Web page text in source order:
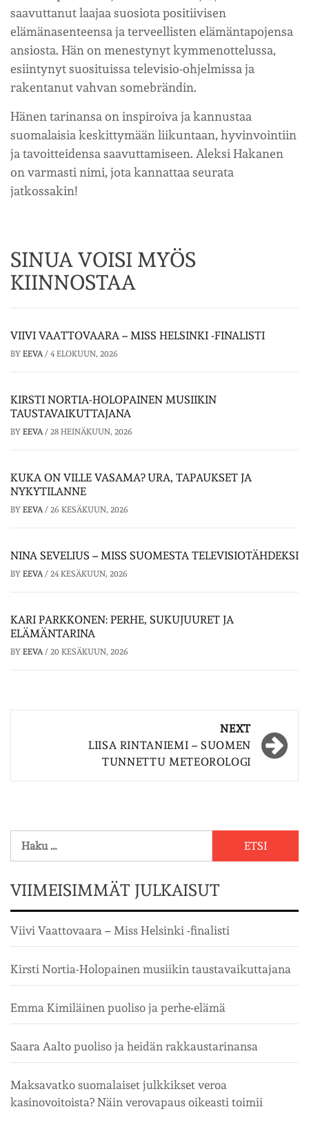
saavuttanut laajaa suosiota positiivisen
elämänasenteensa ja terveellisten elämäntapojensa
ansiosta. Hän on menestynyt kymmenottelussa,
esiintynyt suosituissa televisio-ohjelmissa ja
rakentanut vahvan somebrändin.
Hänen tarinansa on inspiroiva ja kannustaa
suomalaisia keskittymään liikuntaan, hyvinvointiin
ja tavoitteidensa saavuttamiseen. Aleksi Hakanen
on varmasti nimi, jota kannattaa seurata
jatkossakin!
SINUA VOISI MYÖS
KIINNOSTAA
VIIVI VAATTOVAARA – MISS HELSINKI -FINALISTI
BY EEVA / 4 ELOKUUN, 2026
KIRSTI NORTIA-HOLOPAINEN MUSIIKIN
TAUSTAVAIKUTTAJANA
BY EEVA / 28 HEINÄKUUN, 2026
KUKA ON VILLE VASAMA? URA, TAPAUKSET JA
NYKYTILANNE
BY EEVA / 26 KESÄKUUN, 2026
NINA SEVELIUS – MISS SUOMESTA TELEVISIOTÄHDEKSI
BY EEVA / 24 KESÄKUUN, 2026
KARI PARKKONEN: PERHE, SUKUJUURET JA
ELÄMÄNTARINA
BY EEVA / 20 KESÄKUUN, 2026
navigation
NEXT
LIISA RINTANIEMI – SUOMEN
TUNNETTU METEOROLOGI
Haku:
VIIMEISIMMÄT JULKAISUT
Viivi Vaattovaara – Miss Helsinki -finalisti
Kirsti Nortia-Holopainen musiikin taustavaikuttajana
Emma Kimiläinen puoliso ja perhe-elämä
Saara Aalto puoliso ja heidän rakkaustarinansa
Maksavatko suomalaiset julkkikset veroa
kasinovoitoista? Näin verovapaus oikeasti toimii